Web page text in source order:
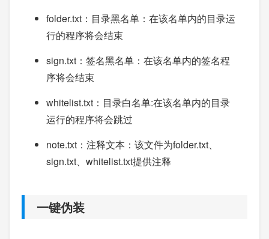
folder.txt：目录黑名单：在该名单内的目录运
行的程序将会结束
sign.txt：签名黑名单：在该名单内的签名程
序将会结束
whitelist.txt：目录白名单:在该名单内的目录
运行的程序将会跳过
note.txt：注释文本：该文件为folder.txt、
sign.txt、whitelist.txt提供注释
一键伪装